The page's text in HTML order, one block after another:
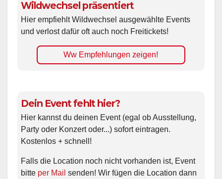
Wildwechsel präsentiert
Hier empfiehlt Wildwechsel ausgewählte Events
und verlost dafür oft auch noch Freitickets!
Ww Empfehlungen zeigen!
Dein Event fehlt hier?
Hier kannst du deinen Event (egal ob Ausstellung,
Party oder Konzert oder...) sofort eintragen.
Kostenlos + schnell!
Falls die Location noch nicht vorhanden ist, Event
bitte per Mail senden! Wir fügen die Location dann